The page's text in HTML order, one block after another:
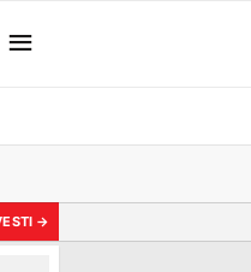
Radnica na kruzeru
→